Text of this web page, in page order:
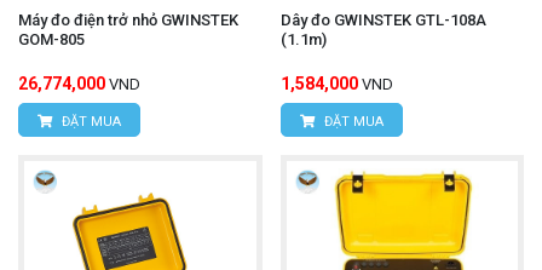
Máy đo điện trở nhỏ GWINSTEK
GOM-805
26,774,000 VND
ĐẶT MUA
Dây đo GWINSTEK GTL-108A
(1.1m)
1,584,000 VND
ĐẶT MUA